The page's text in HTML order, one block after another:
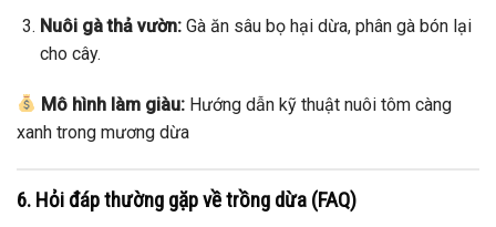
Nuôi gà thả vườn:Gà ăn sâu bọ hại dừa, phân gà bón lại
cho cây.
Mô hình làm giàu: Hướng dẫn kỹ thuật nuôi tôm càng
xanh trong mương dừa
6. Hỏi đáp thường gặp về trồng dừa (FAQ)